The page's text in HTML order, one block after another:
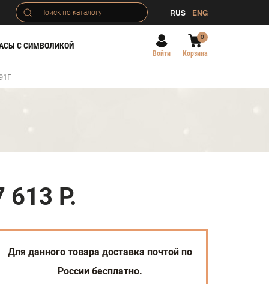
RUS ENG
С СИМВОЛИКОЙ
Войти
0
Корзина
613 Р.
Для данного товара доставка почтой по
России бесплатно.